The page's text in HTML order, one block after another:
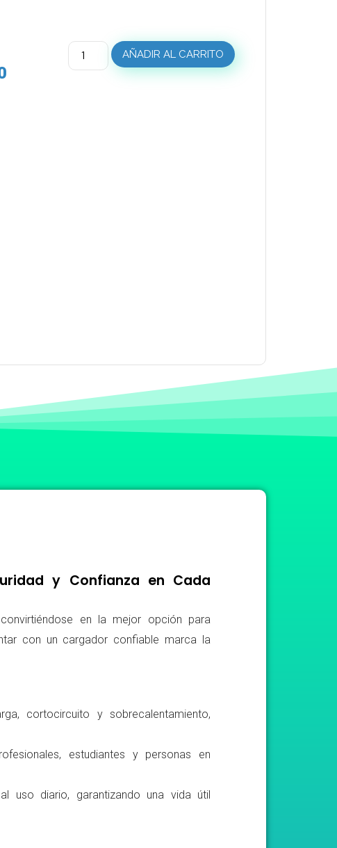
AÑADIR AL CARRITO
y Confianza en Cada
en la mejor opción para
con un cargador confiable marca la
cortocircuito y sobrecalentamiento,
estudiantes y personas en
uso diario, garantizando una vida útil